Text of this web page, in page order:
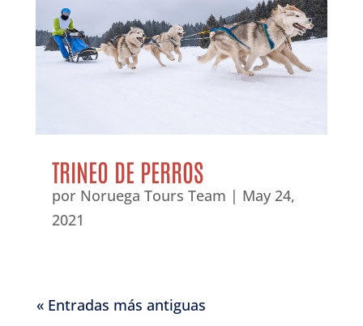
TRINEO DE PERROS
por Noruega Tours Team | May 24,
2021
« Entradas más antiguas